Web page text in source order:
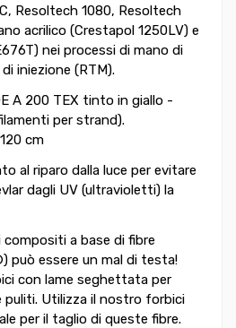
Resoltech 1080, Resoltech
acrilico (Crestapol 1250LV) e
nei processi di mano di
iniezione (RTM).
A 200 TEX tinto in giallo -
per strand).
cm
al riparo dalla luce per evitare
dagli UV (ultravioletti) la
a base di fibre
può essere un mal di testa!
con lame seghettata per
puliti. Utilizza il nostro forbici
per il taglio di queste fibre.